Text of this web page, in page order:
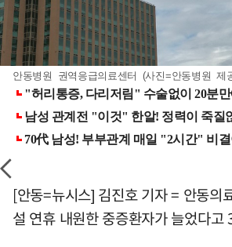
안동병원 권역응급의료센터 (사진=안동병원
[안동=뉴시스] 김진호 기자 = 안동의
설 연휴 내원한 중증환자가 늘었다고